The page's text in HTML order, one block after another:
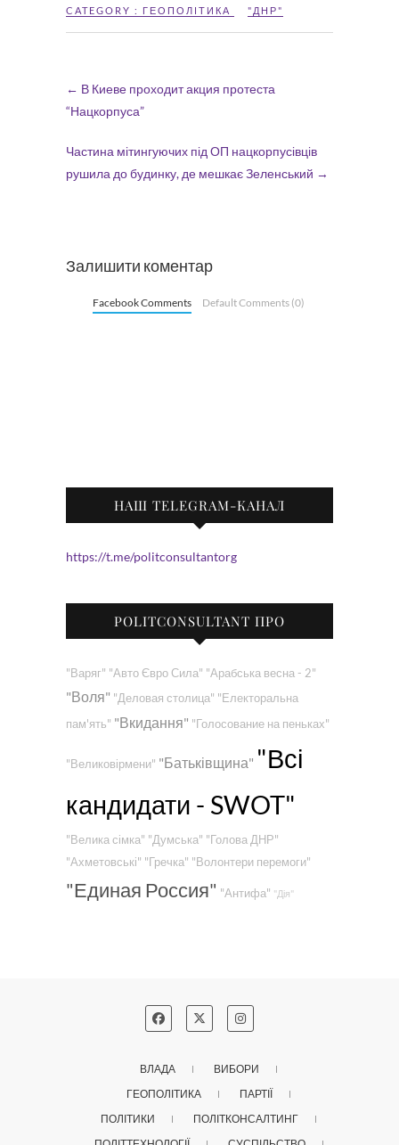
CATEGORY : ГЕОПОЛІТИКА "ДНР"
← В Киеве проходит акция протеста
“Нацкорпуса”
Частина мітингуючих під ОП нацкорпусівців
рушила до будинку, де мешкає Зеленський →
Залишити коментар
Facebook Comments Default Comments (0)
НАШ TELEGRAM-КАНАЛ
https://t.me/politconsultantorg
POLITCONSULTANT ПРО
"Варяг" "Авто Євро Сила" "Арабська весна - 2"
"Воля" "Деловая столица" "Електоральна
пам'ять" "Вкидання" "Голосование на пеньках"
"Великовірмени" "Батьківщина" "Всі
кандидати - SWOT"
"Велика сімка" "Думська" "Голова ДНР"
"Ахметовські" "Гречка" "Волонтери перемоги"
"Единая Россия" "Антифа" "Дія"
ВЛАДА
ВИБОРИ
ГЕОПОЛІТИКА
ПАРТІЇ
ПОЛІТИКИ
ПОЛІТКОНСАЛТИНГ